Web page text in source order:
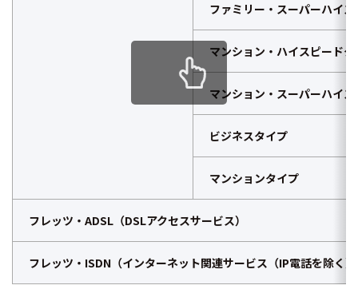
ファミリー・スーパーハイ
マンション・ハイスピードタ
マンション・スーパーハイ
ビジネスタイプ
マンションタイプ
フレッツ・ADSL（DSLアクセスサービス）
フレッツ・ISDN（インターネット関連サービス（IP電話を除く